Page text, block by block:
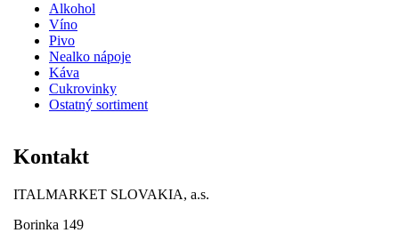
Alkohol
Víno
Pivo
Nealko nápoje
Káva
Cukrovinky
Ostatný sortiment
Kontakt
ITALMARKET SLOVAKIA, a.s.
Borinka 149